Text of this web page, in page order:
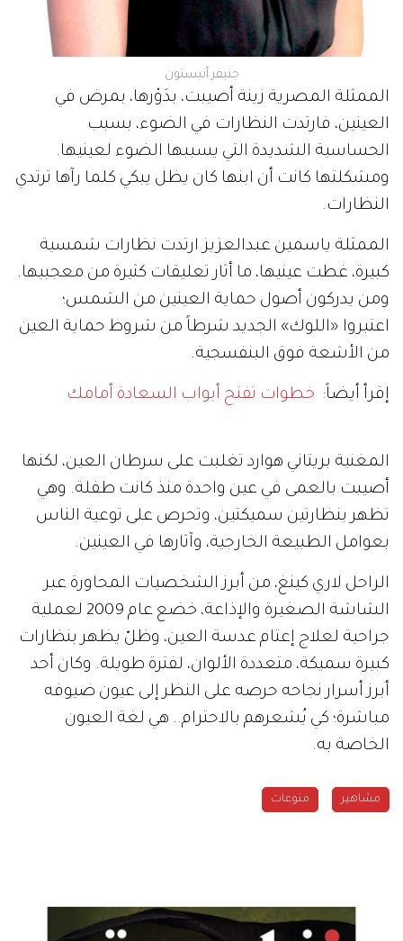
جنيفر أنيستون
الممثلة المصرية زينة أصيبت، بدَوْرها، بمرض في
العينين، فارتدت النظارات في الضوء، بسبب
الحساسية الشديدة التي يسببها الضوء لعينيها.
ومشكلتها كانت أن ابنها كان يظل يبكي كلما رآها ترتدي
النظارات.
الممثلة ياسمين عبدالعزيز ارتدت نظارات شمسية
كبيرة، غطت عينيها، ما أثار تعليقات كثيرة من معجبيها.
ومن يدركون أصول حماية العينين من الشمس؛
اعتبروا «اللوك» الجديد شرطاً من شروط حماية العين
من الأشعة فوق البنفسجية.
إقرأ أيضاً: خطوات تفتح أبواب السعادة أمامك
المغنية بريتاني هوارد تغلبت على سرطان العين، لكنها
أصيبت بالعمى في عين واحدة منذ كانت طفلة. وهي
تظهر بنظارتين سميكتين، وتحرص على توعية الناس
بعوامل الطبيعة الخارجية، وآثارها في العينين.
الراحل لاري كينغ، من أبرز الشخصيات المحاورة عبر
الشاشة الصغيرة والإذاعة، خضع عام 2009 لعملية
جراحية لعلاج إعتام عدسة العين، وظلّ يظهر بنظارات
كبيرة سميكة، متعددة الألوان، لفترة طويلة. وكان أحد
أبرز أسرار نجاحه حرصه على النظر إلى عيون ضيوفه
مباشرة؛ كي يُشعرهم بالاحترام.. هي لغة العيون
الخاصة به.
مشاهير منوعات